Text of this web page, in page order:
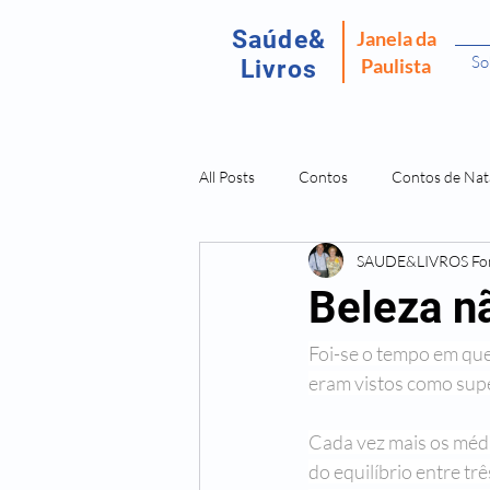
Saúde&
Livros
Janela da
Paulista
All Posts Contos Contos de
Recordar É Viver Fantasma da
Amostras Livros Isabel Fomm
Doenças São Dores da Alma O
Beleza
SAUDE&LIVROS
Foi-se o tempo em
eram vistos como
Cada vez mais os
do equilíbrio entre